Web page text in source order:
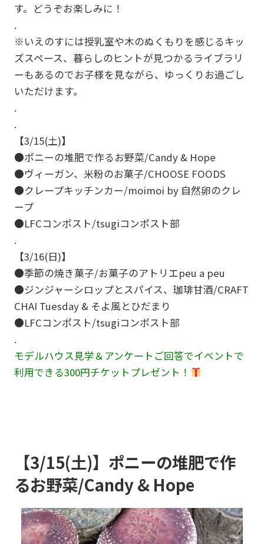
す。どうぞお楽しみに！
.
※いえのすには授乳室や木のぬくもりを感じるキッ
ズスペース、暮らしのヒントが見つかるライブラリ
ーもあるのでお子様を見ながら、ゆっくりお過ごし
いただけます。
.
.
【3/15(土)】
●ポニーの堆肥で作るお野菜/Candy & Hope
●ヴィーガン、米粉のお菓子/CHOOSE FOODS
●クレープキッチンカー/moimoi by 自然卵のクレ
ープ
●LFCコンポスト/tsugiコンポスト部
.
【3/16(日)】
●季節の焼き菓子/お菓子のアトリエpeu a peu
●ジンジャーシロップとスパイス、珈琲甘酒/CRAFT
CHAI Tuesday & そよ風とひだまり
●LFCコンポスト/tsugiコンポスト部
.
モデルハウス見学＆アンケートご回答でイベントで
利用できる300円チケットプレゼント！
【3/15(土)】ポニーの堆肥で作
るお野菜/Candy & Hope